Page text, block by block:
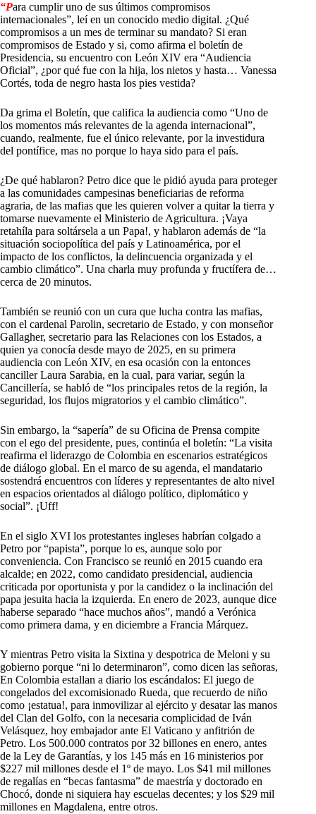
“Para cumplir uno de sus últimos compromisos
internacionales”, leí en un conocido medio digital. ¿Qué
compromisos a un mes de terminar su mandato? Si eran
compromisos de Estado y si, como afirma el boletín de
Presidencia, su encuentro con León XIV era “Audiencia
Oficial”, ¿por qué fue con la hija, los nietos y hasta… Vanessa
Cortés, toda de negro hasta los pies vestida?
Da grima el Boletín, que califica la audiencia como “Uno de
los momentos más relevantes de la agenda internacional”,
cuando, realmente, fue el único relevante, por la investidura
del pontífice, mas no porque lo haya sido para el país.
¿De qué hablaron? Petro dice que le pidió ayuda para proteger
a las comunidades campesinas beneficiarias de reforma
agraria, de las mafias que les quieren volver a quitar la tierra y
tomarse nuevamente el Ministerio de Agricultura. ¡Vaya
retahíla para soltársela a un Papa!, y hablaron además de “la
situación sociopolítica del país y Latinoamérica, por el
impacto de los conflictos, la delincuencia organizada y el
cambio climático”. Una charla muy profunda y fructífera de…
cerca de 20 minutos.
También se reunió con un cura que lucha contra las mafias,
con el cardenal Parolin, secretario de Estado, y con monseñor
Gallagher, secretario para las Relaciones con los Estados, a
quien ya conocía desde mayo de 2025, en su primera
audiencia con León XIV, en esa ocasión con la entonces
canciller Laura Sarabia, en la cual, para variar, según la
Cancillería, se habló de “los principales retos de la región, la
seguridad, los flujos migratorios y el cambio climático”.
Sin embargo, la “sapería” de su Oficina de Prensa compite
con el ego del presidente, pues, continúa el boletín: “La visita
reafirma el liderazgo de Colombia en escenarios estratégicos
de diálogo global. En el marco de su agenda, el mandatario
sostendrá encuentros con líderes y representantes de alto nivel
en espacios orientados al diálogo político, diplomático y
social”. ¡Uff!
En el siglo XVI los protestantes ingleses habrían colgado a
Petro por “papista”, porque lo es, aunque solo por
conveniencia. Con Francisco se reunió en 2015 cuando era
alcalde; en 2022, como candidato presidencial, audiencia
criticada por oportunista y por la candidez o la inclinación del
papa jesuita hacia la izquierda. En enero de 2023, aunque dice
haberse separado “hace muchos años”, mandó a Verónica
como primera dama, y en diciembre a Francia Márquez.
Y mientras Petro visita la Sixtina y despotrica de Meloni y su
gobierno porque “ni lo determinaron”, como dicen las señoras,
En Colombia estallan a diario los escándalos: El juego de
congelados del excomisionado Rueda, que recuerdo de niño
como ¡estatua!, para inmovilizar al ejército y desatar las manos
del Clan del Golfo, con la necesaria complicidad de Iván
Velásquez, hoy embajador ante El Vaticano y anfitrión de
Petro. Los 500.000 contratos por 32 billones en enero, antes
de la Ley de Garantías, y los 145 más en 16 ministerios por
$227 mil millones desde el 1º de mayo. Los $41 mil millones
de regalías en “becas fantasma” de maestría y doctorado en
Chocó, donde ni siquiera hay escuelas decentes; y los $29 mil
millones en Magdalena, entre otros.